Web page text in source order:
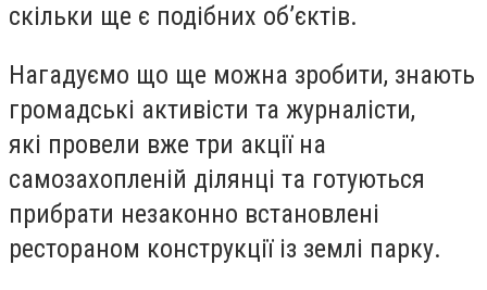
скільки ще є подібних об’єктів.
Нагадуємо що ще можна зробити, знають
громадські активісти та журналісти,
які провели вже три акції на
самозахопленій ділянці та готуються
прибрати незаконно встановлені
рестораном конструкції із землі парку.